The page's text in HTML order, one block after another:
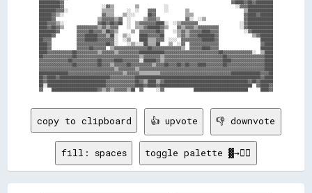
██████████▓▓                                                                                ▓▓████▓▓██▓▓████████
██████████▓▓                  ░░▓▓▒▒          ▒▒            ░░                                ░░▓▓▓▓████████████
████████▓▓▓▓░░                ▒▒▒▒▒▒      ░░  ░░    ▓▓▓▓    ░░        ▒▒                          ▒▒████████████
██████▓▓▒▒░░                  ▓▓▒▒▒▒    ▒▒░░░░      ██▓▓              ▒▒▒▒                        ▓▓████▓▓██████
██████▓▓                    ▒▒▓▓▓▓▓▓▒▒▓▓  ░░      ▒▒▓▓▓▓▒▒            ▓▓░░  ░░▒▒                  ▓▓████████████
████▓▓▓▓▒▒░░                ▓▓██▓▓██▓▓██  ░░  ▒▒▓▓▓▓▓▓▓▓████░░  ░░▒▒▓▓▓▓▓▓▓▓                    ░░▓▓████████████
████▓▓██▓▓▒▒      ▓▓▓▓▓▓▓▓▓▓▒▒▓▓▒▒▓▓▓▓    ░░  ▒▒▒▒▓▓██████▓▓▒▒    ▓▓▒▒▓▓▓▓▒▒▓▓▓▓▓▓▓▓▓▓          ░░▓▓████████████
████████▓▓        ▓▓▓▓▓▓██▓▓▓▓▒▒██▓▓▒▒      ▒▒  ▓▓▓▓▓▓▓▓██▓▓    ░░▒▒▓▓▒▒▓▓▓▓▓▓████▓▓▓▓            ░░▓▓██████████
██████▓▓          ▓▓▓▓██████▓▓▓▓▒▒██░░  ▒▒░░    ████▓▓▓▓▓▓██      ▒▒▓▓▒▒▓▓▓▓████████▓▓                ▒▒▓▓██████
██▓▓▓▓            ▓▓▓▓██████▓▓▓▓▓▓▓▓░░  ░░▒▒    ████▒▒▒▒▓▓▓▓  ░░░░  ▓▓▓▓▓▓▓▓▓▓██████▓▓                    ██████
████▓▓            ▓▓▓▓▓▓▓▓▓▓▓▓▓▓██▓▓░░    ░░▒▒░░░░██▒▒▒▒██    ▒▒  ░░▓▓  ▓▓▓▓▓▓▓▓▓▓▓▓▓▓                    ▓▓████
████▓▓            ▓▓▓▓▓▓██▓▓▓▓▓▓  ▒▒▓▓▓▓▓▓▓▓▓▓▓▓▓▓▓▓██▓▓▓▓▓▓▓▓▓▓▓▓▓▓▒▒  ▓▓▓▓▓▓████▓▓▓▓                    ██████
████▓▓▓▓▓▓▓▓▓▓▓▓██▓▓▓▓▓▓▓▓▓▓▒▒▓▓▓▓▓▓▒▒▓▓▓▓▓▓▓▓▓▓████████████▓▓▓▓▓▓▓▓▓▓▓▓▓▓▓▓▓▓▓▓▓▓▓▓▓▓██▓▓▓▓▓▓▓▓▓▓▓▓▓▓░░  ▒▒████
██▓▓▓▓▓▓▓▓▓▓▓▓▓▓██▓▓▓▓▓▓▓▓▓▓▓▓▓▓▓▓▓▓▓▓▓▓▓▓▓▓▓▓▓▓▒▒▓▓▓▓▓▓▓▓▒▒▓▓▓▓▓▓▓▓▓▓▓▓▓▓▓▓▓▓▓▓▓▓▓▓▓▓▓▓██▓▓▓▓▓▓▓▓▓▓▓▓▓▓▓▓▓▓████
▓▓▓▓▓▓▓▓▓▓▓▓▓▓██▓▓▓▓▓▓▓▓▓▓▓▓██▓▓▓▓▓▓████▓▓▓▓▓▓▓▓░░██████▓▓▒▒▓▓▓▓▓▓▓▓▓▓▓▓▓▓▓▓▓▓▓▓▓▓▓▓▓▓▓▓████▓▓▓▓▓▓▓▓▓▓▓▓▓▓▓▓████
▓▓▓▓▓▓▓▓▓▓▓▓▓▓▓▓██▓▓▓▓▓▓▓▓▓▓██▓▓▓▓▒▒▓▓▓▓▓▓██▓▓▓▓▓▓▓▓▓▓▒▒▓▓▓▓██▓▓▓▓██▓▓██▓▓▓▓████▓▓▓▓▓▓▓▓██▓▓▓▓▓▓▓▓▓▓▓▓▓▓▓▓▓▓████
▓▓▓▓▓▓▓▓▓▓▓▓▓▓▓▓▓▓▓▓▓▓▓▓▓▓▓▓▓▓▓▓▓▓▓▓▒▒▓▓▓▓▓▓▓▓▒▒▓▓▓▓▓▓▓▓▓▓▓▓▓▓▓▓▓▓▓▓▓▓▓▓▓▓▓▓▓▓▓▓▓▓▓▓▓▓▓▓▓▓▓▓▓▓▓▓▓▓▓▓▓▓▓▓▓▓▓▓████
██████████████▓▓▓▓▓▓▓▓▓▓▓▓▓▓▓▓▓▓▓▓▓▓▓▓▓▓▒▒▓▓▓▓▓▓▒▒▒▒▒▒▒▒▒▒▓▓▓▓▓▓▓▓▓▓▓▓▓▓▓▓▓▓▓▓▓▓▓▓▓▓▓▓▓▓▓▓▓▓██████████████▓▓▓▓██
██▓▓████▓▓████████████████████████▓▓▓▓▓▓▓▓▓▓▓▓████████████████████████████████████████████████████████████▓▓████
██▓▓████████████████████████████▓▓▓▓▓▓▓▓▓▓▓▓▓▓██▓▓▒▒████▒▒▓▓████████████████████████████████████████▓▓██▓▓██████
██░░████████████████████████████▓▓▓▓▓▓▓▓▓▓▓▓▓▓████▓▓████▓▓████████████████████████████████████████████  ▓▓████▓▓
copy to clipboard 👍 upvote 👎 downvote
fill: spaces toggle palette ▓→✊🏽